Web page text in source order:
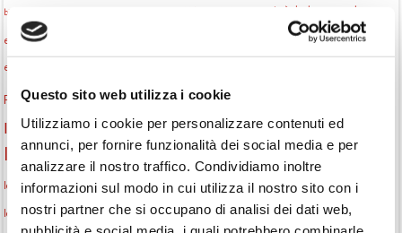
Questo sito web utilizza i cookie
Utilizziamo i cookie per personalizzare contenuti ed
annunci, per fornire funzionalità dei social media e per
analizzare il nostro traffico. Condividiamo inoltre
informazioni sul modo in cui utilizza il nostro sito con i
nostri partner che si occupano di analisi dei dati web,
biblioteca San Biagio Monselice cultura
eventi biblioteca eventi culturali Monselice
eventi in biblioteca
Fiaccole della lettura gratuito gruppo di lettura
Informazioni laboratori creativi laboratorio
la strada di mattoni gialli Lettori itineranti lettura
lettura ad alta voce lettura condivisa lettura silenziosa
letture ad alta voce Letture Animate libri libri come semi libri da leggere